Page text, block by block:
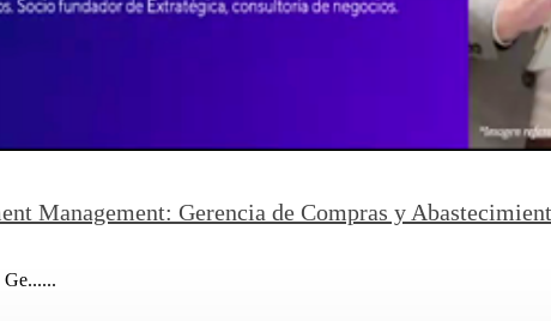
Management: Gerencia de Compras y